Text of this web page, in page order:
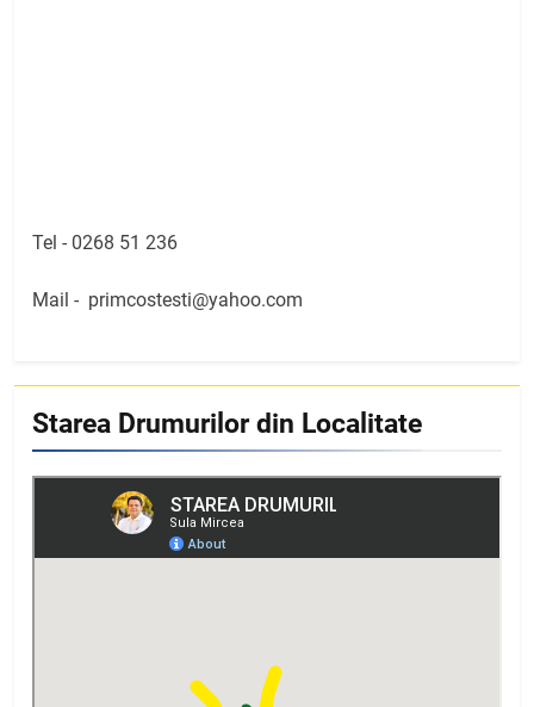
Tel - 0268 51 236
Mail - primcostesti@yahoo.com
Starea Drumurilor din Localitate